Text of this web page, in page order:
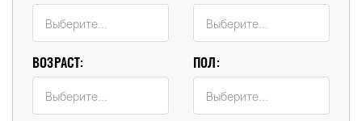
ВОЗРАСТ: ПОЛ: